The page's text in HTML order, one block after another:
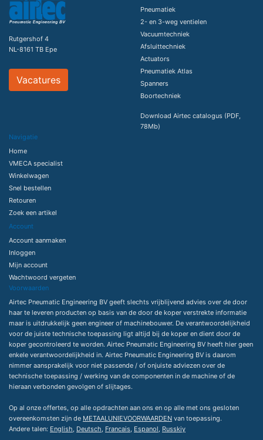
Rutgershof 4
NL-8161 TB Epe
Vacatures
Pneumatiek
2- en 3-weg ventielen
Vacuumtechniek
Afsluittechniek
Actuators
Pneumatiek Atlas
Spanners
Boortechniek
Download Airtec catalogus (PDF,
78Mb)
Navigatie
Home
VMECA specialist
Winkelwagen
Snel bestellen
Retouren
Zoek een artikel
Account
Account aanmaken
Inloggen
Mijn account
Wachtwoord vergeten
Voorwaarden
Airtec Pneumatic Engineering BV geeft slechts vrijblijvend advies over de door
haar te leveren producten op basis van de door de koper verstrekte informatie
maar is uitdrukkelijk geen engineer of machinebouwer. De verantwoordelijkheid
voor de juiste technische toepassing ligt altijd bij de koper en dient door de
koper gecontroleerd te worden. Airtec Pneumatic Engineering BV heeft hier geen
enkele verantwoordelijkheid in. Airtec Pneumatic Engineering BV is daarom
nimmer aansprakelijk voor niet passende / of onjuiste adviezen over de
technische toepassing / werking van de componenten in de machine of de
hieraan verbonden gevolgen of slijtages.
Op al onze offertes, op alle opdrachten aan ons en op alle met ons gesloten
overeenkomsten zijn de METAALUNIEVOORWAARDEN van toepassing.
Andere talen: English, Deutsch, Francais, Espanol, Russkiy